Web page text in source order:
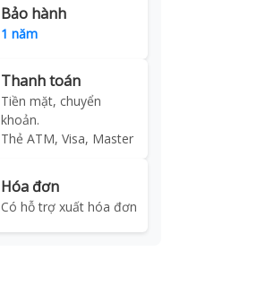
Bảo hành
1 năm
Thanh toán
Tiền mặt, chuyển
khoản.
Thẻ ATM, Visa, Master
Hóa đơn
Có hỗ trợ xuất hóa đơn